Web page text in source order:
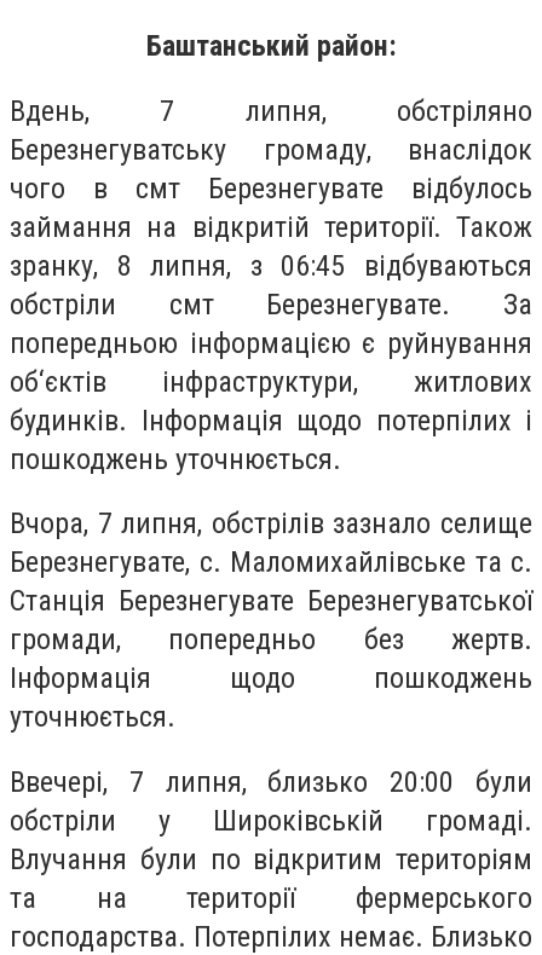
Баштанський район:
Вдень, 7 липня, обстріляно
Березнегуватську громаду, внаслідок
чого в смт Березнегувате відбулось
займання на відкритій території. Також
зранку, 8 липня, з 06:45 відбуваються
обстріли смт Березнегувате. За
попередньою інформацією є руйнування
об‘єктів інфраструктури, житлових
будинків. Інформація щодо потерпілих і
пошкоджень уточнюється.
Вчора, 7 липня, обстрілів зазнало селище
Березнегувате, с. Маломихайлівське та с.
Станція Березнегувате Березнегуватської
громади, попередньо без жертв.
Інформація щодо пошкоджень
уточнюється.
Ввечері, 7 липня, близько 20:00 були
обстріли у Широківській громаді.
Влучання були по відкритим територіям
та на території фермерського
господарства. Потерпілих немає. Близько